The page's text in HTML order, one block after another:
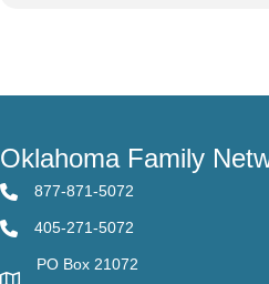
Oklahoma Family
877-871-5072
405-271-5072
PO Box 21072